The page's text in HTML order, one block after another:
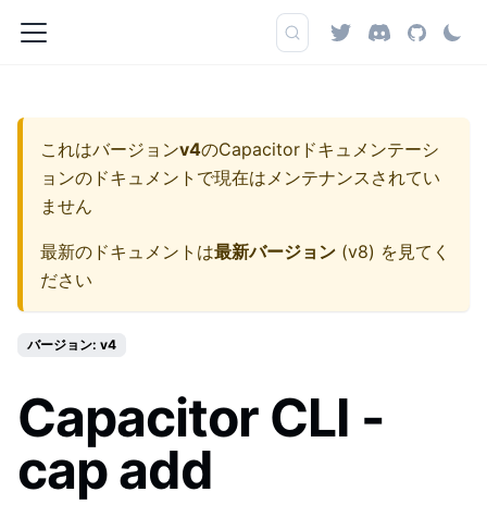
これはバージョンv4のCapacitorドキュメンテーシ
ョンのドキュメントで現在はメンテナンスされてい
ません
最新のドキュメントは最新バージョン (v8) を見てく
ださい
バージョン: v4
Capacitor CLI -
cap add